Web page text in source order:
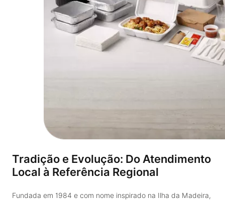
Tradição e Evolução: Do Atendimento
Local à Referência Regional
Fundada em 1984 e com nome inspirado na Ilha da Madeira,